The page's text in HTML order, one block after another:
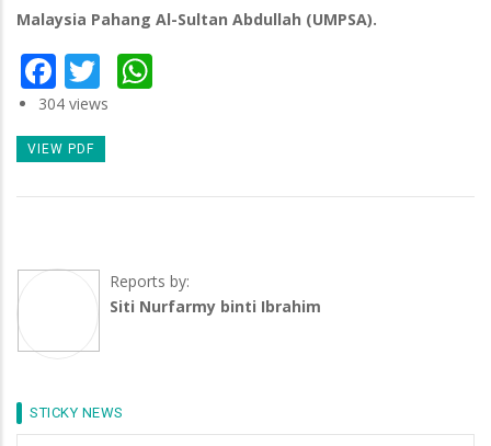
Malaysia Pahang Al-Sultan Abdullah (UMPSA).
Facebook
Twitter
304 views
VIEW PDF
Reports by:
Siti Nurfarmy binti Ibrahim
STICKY NEWS